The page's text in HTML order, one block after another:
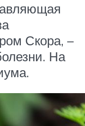
Скора, –
На